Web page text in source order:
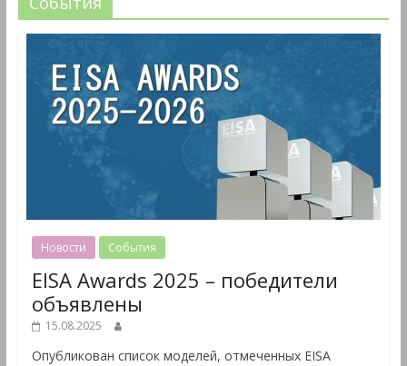
Новости События
EISA Awards 2025 – победители
объявлены
15.08.2025
Опубликован список моделей, отмеченных EISA